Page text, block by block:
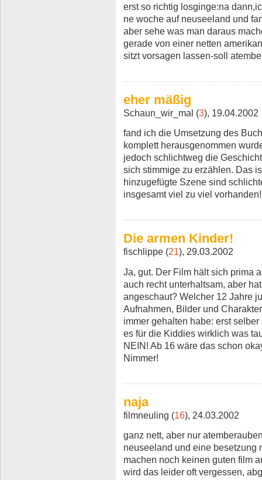
erst so richtig losginge:na
ne woche auf neuseeland und
aber sehe was man daraus
gerade von einer netten
sitzt vorsagen lassen-soll
eher mäßig
Schaun_wir_mal (3), 19.04.2002
fand ich die Umsetzung des
komplett herausgenommen
jedoch schlichtweg die
sich stimmige zu erzählen. Das
hinzugefügte Szene sind
insgesamt viel zu viel vorhanden!
Die armen Kinder!
fischlippe (21), 29.03.2002
Ja, gut. Der Film hält sich prima
auch recht unterhaltsam, aber
angeschaut? Welcher 12 Jahre
Aufnahmen, Bilder und
immer gehalten habe: erst
es für die Kiddies wirklich was
NEIN! Ab 16 wäre das schon
Nimmer!
naja
filmneuling (16), 24.03.2002
ganz nett, aber nur
neuseeland und eine besetzung
machen noch keinen guten film
wird das leider oft vergessen,